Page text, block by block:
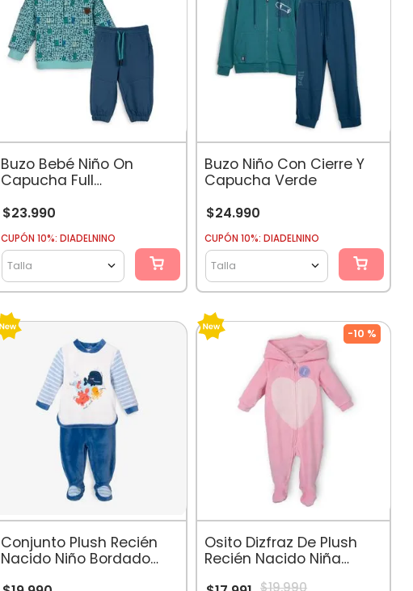
Buzo Bebé Niño On
Capucha Full
$23.990
CUPÓN 10%: DIADELNINO
Talla
Buzo Niño Con Cierre Y
Capucha Verde
$24.990
CUPÓN 10%: DIADELNINO
Talla
Conjunto Plush Recién
Nacido Niño Bordado
Osito Dizfraz De Plush
Recién Nacido Niña
-10 %
$19.990